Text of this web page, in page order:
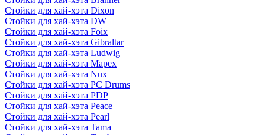
Стойки для хай-хэта Dixon
Стойки для хай-хэта DW
Стойки для хай-хэта Foix
Стойки для хай-хэта Gibraltar
Стойки для хай-хэта Ludwig
Стойки для хай-хэта Mapex
Стойки для хай-хэта Nux
Стойки для хай-хэта PC Drums
Стойки для хай-хэта PDP
Стойки для хай-хэта Peace
Стойки для хай-хэта Pearl
Стойки для хай-хэта Tama